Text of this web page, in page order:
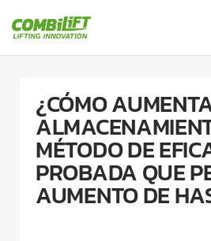
¿CÓMO
MÉTODO DE
PROBADA QUE
AUMENTO DE